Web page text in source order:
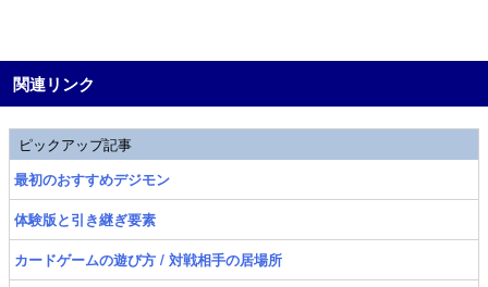
関連リンク
ピックアップ記事
最初のおすすめデジモン
体験版と引き継ぎ要素
カードゲームの遊び方 / 対戦相手の居場所